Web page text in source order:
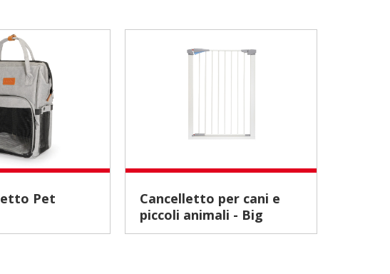
Cancelletto per cani e
piccoli animali - Big